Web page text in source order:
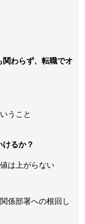
わらず、転職でオ
うこと
るか？
は上がらない
係部署への根回し